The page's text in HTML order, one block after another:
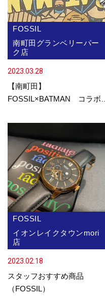
FOSSIL
南町田グランベリーパー
ク店
2023.03.28
【南町田】
FOSSIL×BATMAN コラボモ
FOSSIL
イオンレイクタウンmori
店
2023.02.18
スタッフおすすめ商品
（FOSSIL）